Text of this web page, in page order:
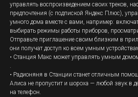
управлять воспроизведением своих треков,
предпочтения (с подпиской Яндекс Плюс),
умного дома вместе с вами, например:
выбирать режимы работы приборов,
Отправьте приглашение своим близким в
они получат доступ ко всем умным
• Станция Макс может управлять умным
.
• Радионяня в Станции станет отличным
Алиса не пропустит и шороха — любой звук в
на телефон.